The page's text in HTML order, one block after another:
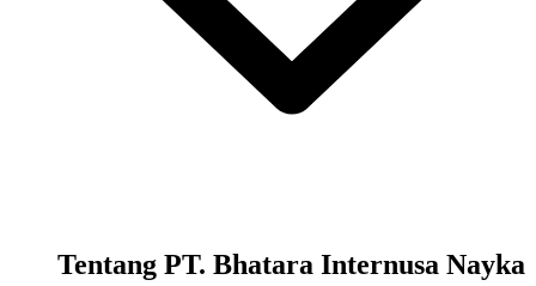
Tentang PT. Bhatara Internusa Nayka